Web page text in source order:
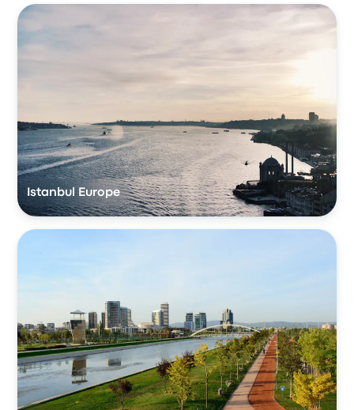
Istanbul Europe